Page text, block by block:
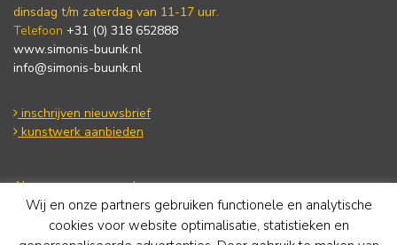
dinsdag t/m zaterdag van 11-17 uur.
Telefoon +31 (0) 318 652888
www.simonis-buunk.nl
info@simonis-buunk.nl
inschrijven nieuwsbrief
kunstwerk aanbieden
Algemene voorwaarden
Privacy statement
Cookie Policy
Wij en onze partners gebruiken functionele en analytische
cookies voor website optimalisatie, statistieken en